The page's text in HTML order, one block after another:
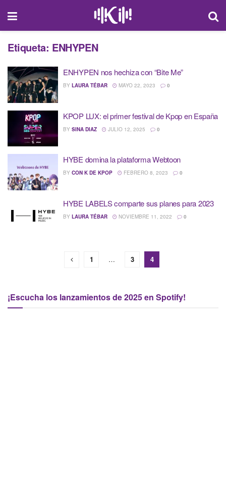
Etiqueta: ENHYPEN
ENHYPEN nos hechiza con “Bite Me”
BY LAURA TÉBAR MAYO 22, 2023 0
KPOP LUX: el primer festival de Kpop en España
BY SINA DIAZ JULIO 12, 2025 0
HYBE domina la plataforma Webtoon
BY CON K DE KPOP FEBRERO 8, 2023 0
HYBE LABELS comparte sus planes para 2023
BY LAURA TÉBAR NOVIEMBRE 11, 2022 0
1 … 3 4
¡Escucha los lanzamientos de 2025 en Spotify!